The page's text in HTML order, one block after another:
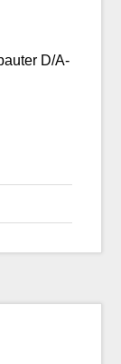
D/A-